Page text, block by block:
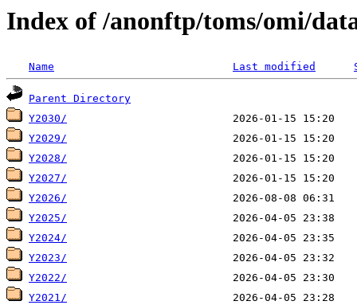
Index of /anonftp/toms/omi/
Name Last modified
Parent Directory
Y2030/
Y2029/
Y2028/
Y2027/
Y2026/
Y2025/
Y2024/
Y2023/
Y2022/
Y2021/